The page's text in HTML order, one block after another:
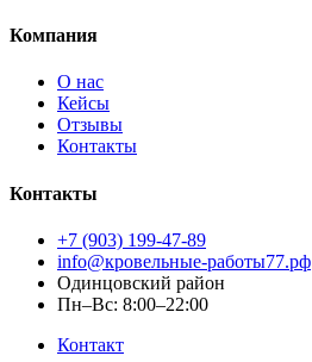
Компания
О нас
Кейсы
Отзывы
Контакты
Контакты
+7 (903) 199-47-89
info@кровельные-работы77.рф
Одинцовский район
Пн–Вс: 8:00–22:00
Контакт